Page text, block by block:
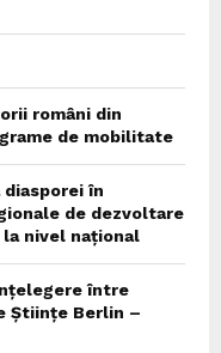
români din
de mobilitate
în
de dezvoltare
nivel național
între
Științe Berlin –